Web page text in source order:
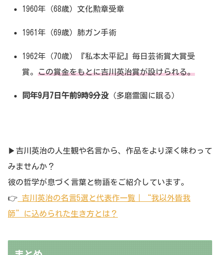
1960年（68歳）文化勲章受章
1961年（69歳）肺ガン手術
1962年（70歳）『私本太平記』毎日芸術賞大賞受
賞。この賞金をもとに吉川英治賞が設けられる。
同年9月7日午前9時9分没 （多磨霊園に眠る）
▶吉川英治の人生観や名言から、作品をより深く味わって
みませんか？
彼の哲学が息づく言葉と物語をご紹介しています。
👉 吉川英治の名言5選と代表作一覧｜“我以外皆我
師”に込められた生き方とは？